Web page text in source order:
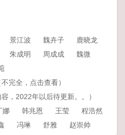
景江波 魏卉子
鹿晓龙
朱成明 周成成
魏微
完全，点击查看）
，2022年以后待更新。。）
娜 韩兆恩 王莹
程浩然
冯琳 舒雅 赵崇帅